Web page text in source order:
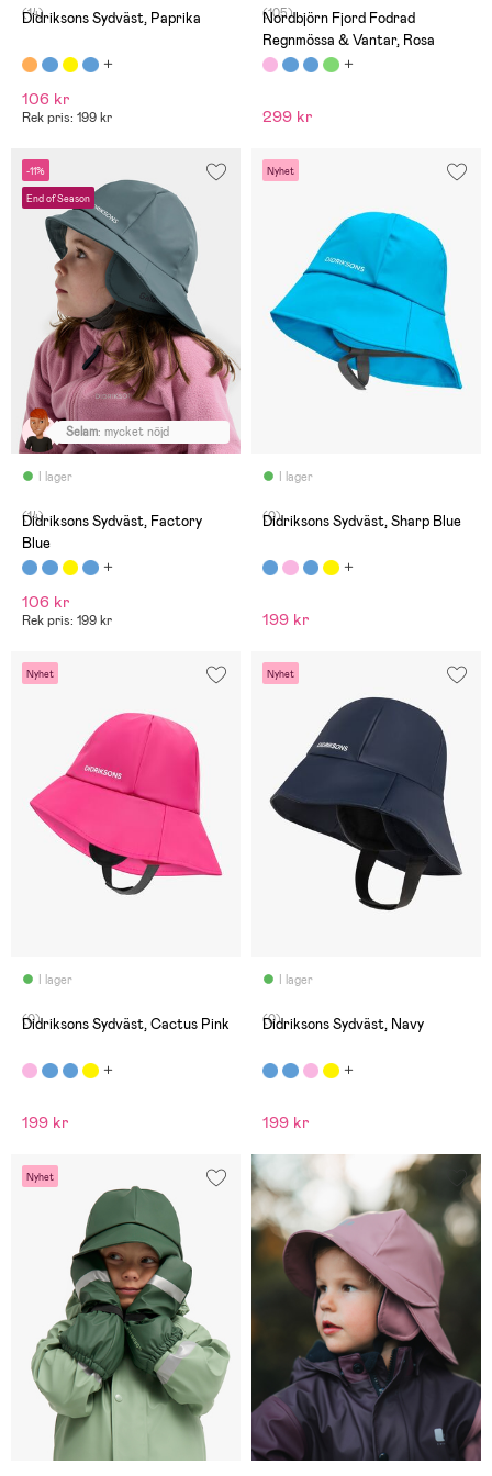
(14)
Didriksons Sydväst, Paprika
106 kr
Rek pris: 199 kr
(105)
Nordbjörn Fjord Fodrad
Regnmössa & Vantar, Rosa
299 kr
-11%
End of Season
I lager
Selam: mycket nöjd
(14)
Didriksons Sydväst, Factory
Blue
106 kr
Rek pris: 199 kr
Nyhet
I lager
(0)
Didriksons Sydväst, Sharp Blue
199 kr
Nyhet
I lager
(0)
Didriksons Sydväst, Cactus Pink
199 kr
Nyhet
I lager
(0)
Didriksons Sydväst, Navy
199 kr
Nyhet